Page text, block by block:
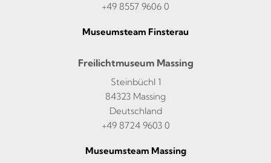
+49 8557 9606 0
Museumsteam Finsterau
Freilichtmuseum Massing
Steinbüchl 1
84323 Massing
Deutschland
+49 8724 9603 0
Museumsteam Massing